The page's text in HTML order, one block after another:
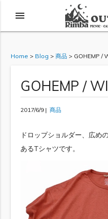
menu
Home > Blog > 商品> GOHEMP /
GOHEMP /
2017/6/9 | 商品
ドロップショルダー、広め
あるTシャツです。